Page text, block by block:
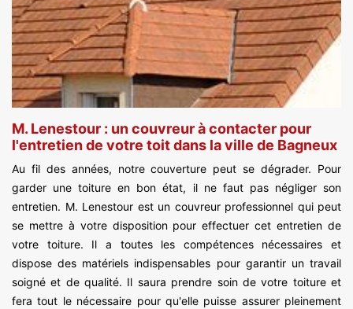
M. Lenestour : un couvreur à contacter pour
l'entretien de votre toit dans la ville de Bagneux
Au fil des années, notre couverture peut se dégrader. Pour
garder une toiture en bon état, il ne faut pas négliger son
entretien. M. Lenestour est un couvreur professionnel qui peut
se mettre à votre disposition pour effectuer cet entretien de
votre toiture. Il a toutes les compétences nécessaires et
dispose des matériels indispensables pour garantir un travail
soigné et de qualité. Il saura prendre soin de votre toiture et
fera tout le nécessaire pour qu'elle puisse assurer pleinement